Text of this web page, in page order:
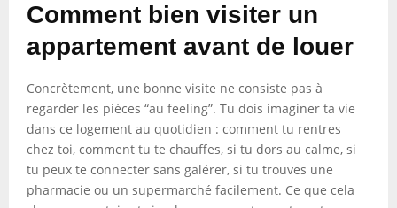
Comment bien visiter un
appartement avant de louer
Concrètement, une bonne visite ne consiste pas à
regarder les pièces “au feeling”. Tu dois imaginer ta vie
dans ce logement au quotidien : comment tu rentres
chez toi, comment tu te chauffes, si tu dors au calme, si
tu peux te connecter sans galérer, si tu trouves une
pharmacie ou un supermarché facilement. Ce que cela